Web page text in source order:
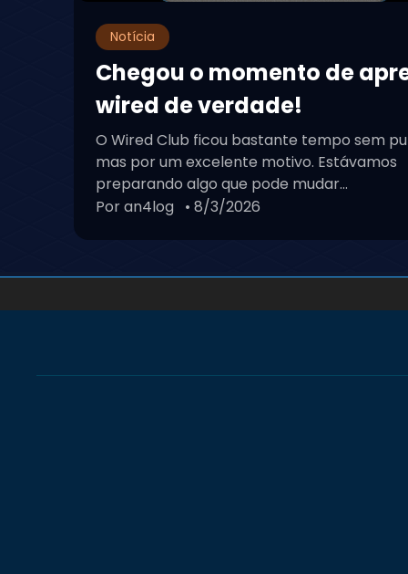
Notícia
Chegou o momento de
wired de verdade!
O Wired Club ficou bastante tempo sem
mas por um excelente motivo. Estávamos
preparando algo que pode mudar...
Por an4log • 8/3/2026